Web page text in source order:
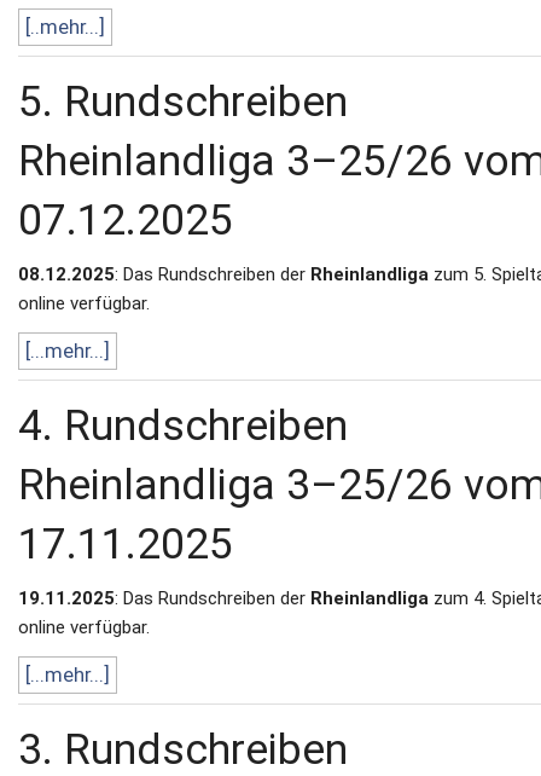
[..mehr...]
5. Rundschreiben
Rheinlandliga 3–25/26
07.12.2025
08.12.2025: Das Rundschreiben der Rheinlandliga zum 5.
online verfügbar.
[...mehr...]
4. Rundschreiben
Rheinlandliga 3–25/26
17.11.2025
19.11.2025: Das Rundschreiben der Rheinlandliga zum 4.
online verfügbar.
[...mehr...]
3. Rundschreiben